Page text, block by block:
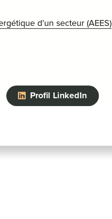
d’un secteur (AEES)
Profil LinkedIn